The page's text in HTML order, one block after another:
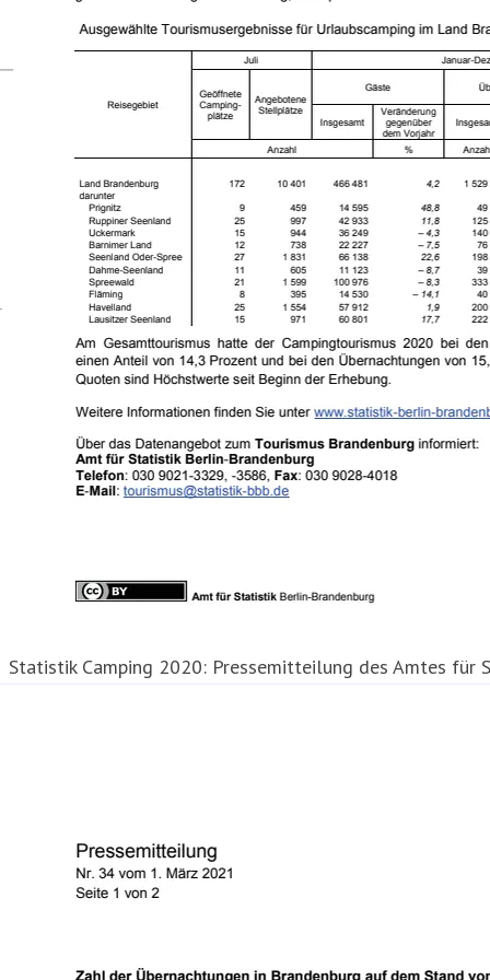
Statistik Camping 2020: Pressemitteilung des Amtes für